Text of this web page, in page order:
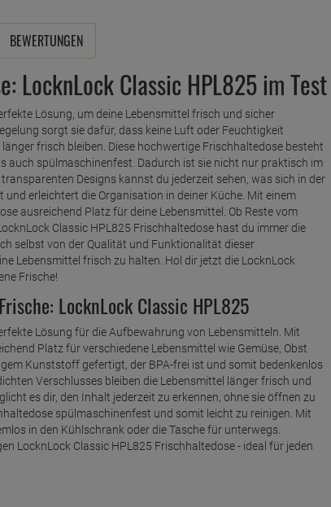
BEWERTUNGEN
LocknLock Classic HPL825 im Test
Lösung, um deine Lebensmittel frisch und sicher
sorgt sie dafür, dass keine Luft oder Feuchtigkeit
frisch bleiben. Diese hochwertige Frischhaltedose besteht
spülmaschinenfest. Dadurch ist sie nicht nur praktisch im
Designs kannst du jederzeit sehen, was sich in der
erleichtert die Organisation in deiner Küche. Mit einem
ausreichend Platz für deine Lebensmittel. Ob Reste vom
Classic HPL825 Frischhaltedose hast du immer die
selbst von der Qualität und Funktionalität dieser
Lebensmittel frisch zu halten. Hol dir jetzt die LocknLock
Frische!
LocknLock Classic HPL825
Lösung für die Aufbewahrung von Lebensmitteln. Mit
Platz für verschiedene Lebensmittel wie Gemüse, Obst
Kunststoff gefertigt, der BPA-frei ist und somit bedenkenlos
Verschlusses bleiben die Lebensmittel länger frisch und
es dir, den Inhalt jederzeit zu erkennen, ohne sie öffnen zu
spülmaschinenfest und somit leicht zu reinigen. Mit
in den Kühlschrank oder die Tasche für unterwegs.
LocknLock Classic HPL825 Frischhaltedose - ideal für jeden